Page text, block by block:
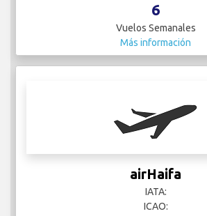
6
Vuelos Semanales
Más información
airHaifa
IATA:
ICAO: